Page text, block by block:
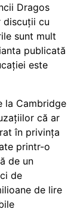
Dragos
discuții cu
sunt mult
publicată
este
la Cambridge
că ar
în privința
printr-o
de un
de
de lire